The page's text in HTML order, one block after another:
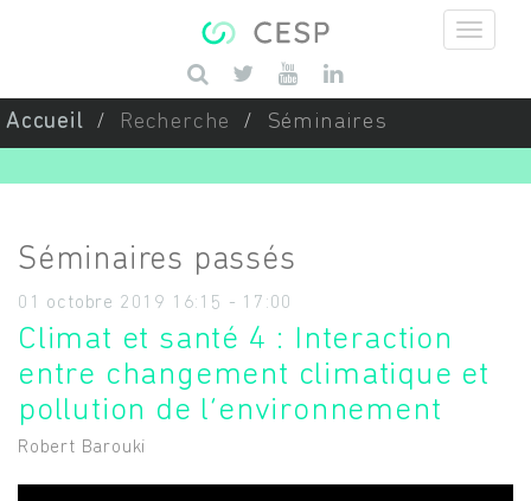
Saisissez vos mots-clés
Accueil Recherche Séminaires
Séminaires passés
01 octobre 2019 16:15 - 17:00
Climat et santé 4 : Interaction
entre changement climatique et
pollution de l’environnement
Robert Barouki